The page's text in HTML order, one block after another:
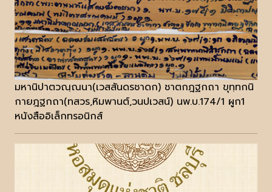
มหานิปาตวณฺณนา(เวสสันดรชาดก) ชาตกฎฐกถา ขุทฺทกนิ
กายฎฐกถา(ทสวร,หิมพานต์,วนปเวสน์) นพ.บ.174/1 ผูก1
หนังสืออิเล็กทรอนิกส์